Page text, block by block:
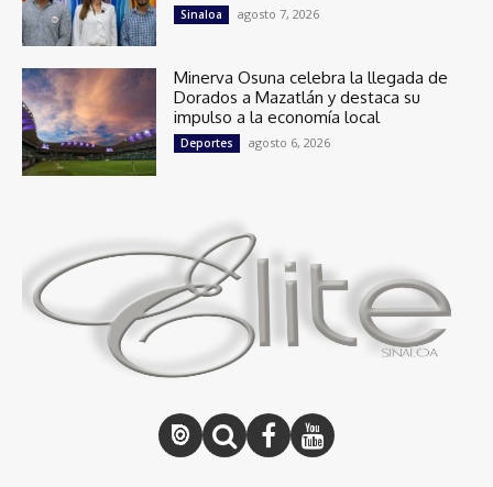
Sinaloa agosto 7, 2026
Minerva Osuna celebra la llegada de
Dorados a Mazatlán y destaca su
impulso a la economía local
Deportes agosto 6, 2026